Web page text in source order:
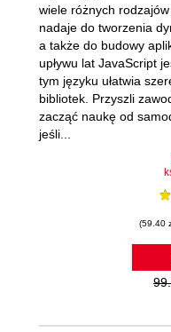
(59.40
wiele różnych
nadaje do tworzenia
a także do budowy
upływu lat JavaScript
tym języku ułatwia
bibliotek. Przyszli
zacząć naukę od
jeśli...